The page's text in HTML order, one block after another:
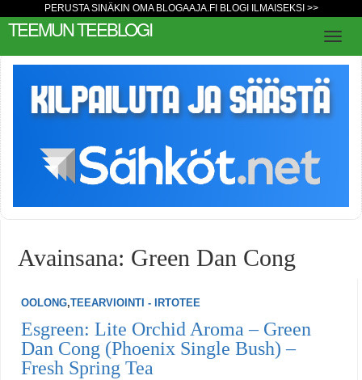
PERUSTA SINÄKIN OMA BLOGAAJA.FI BLOGI ILMAISEKSI >>
TEEMUN TEEBLOGI
Avainsana: Green Dan Cong
OOLONG,TEEARVIOINTI - IRTOTEE
Esgreen: Lite Orchid Aroma – Green
Dan Cong (Phoenix Single Bush) –
Fresh Spring Tea